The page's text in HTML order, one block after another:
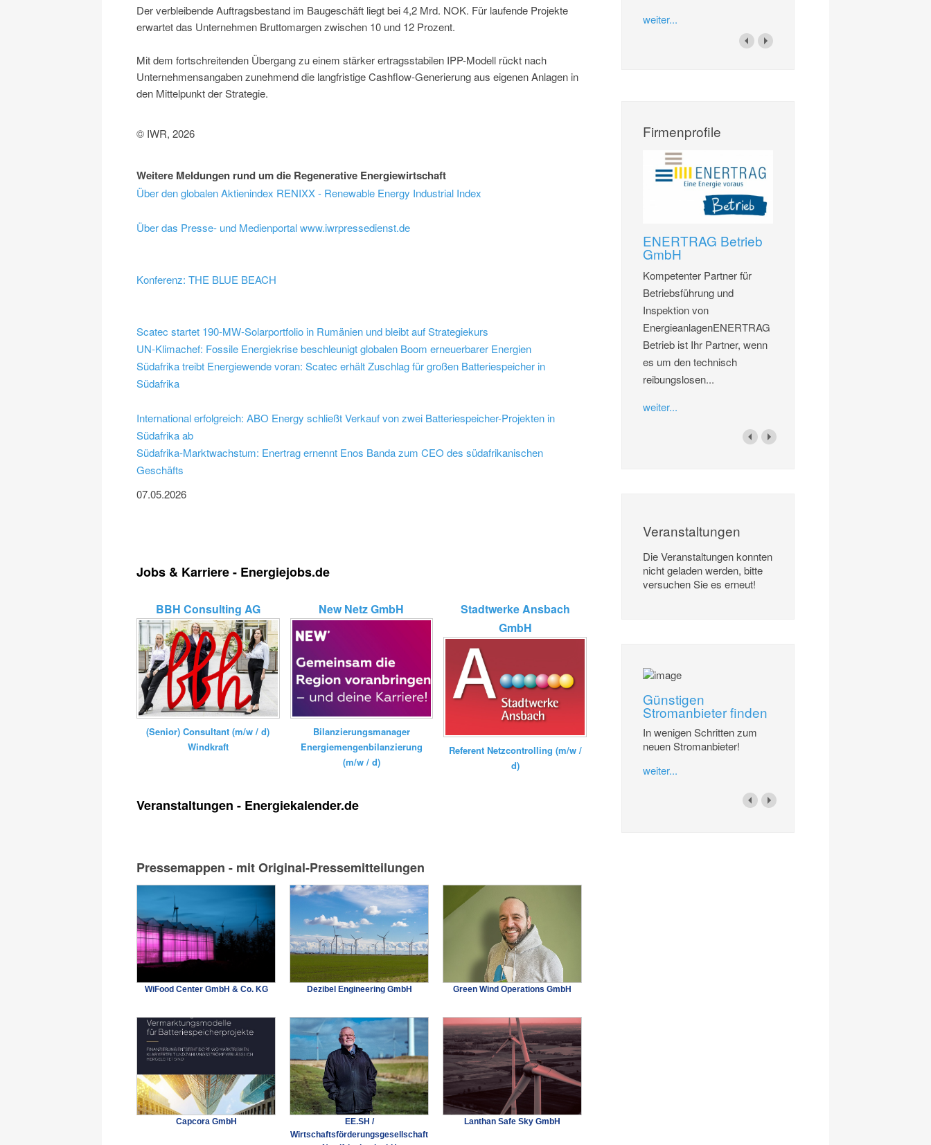
Der verbleibende Auftragsbestand im Baugeschäft liegt bei 4,2 Mrd. NOK. Für laufende Projekte
erwartet das Unternehmen Bruttomargen zwischen 10 und 12 Prozent.
Mit dem fortschreitenden Übergang zu einem stärker ertragsstabilen IPP-Modell rückt nach
Unternehmensangaben zunehmend die langfristige Cashflow-Generierung aus eigenen Anlagen in
den Mittelpunkt der Strategie.
© IWR, 2026
Weitere Meldungen rund um die Regenerative Energiewirtschaft
Über den globalen Aktienindex RENIXX - Renewable Energy Industrial Index
Über das Presse- und Medienportal www.iwrpressedienst.de
Konferenz: THE BLUE BEACH
Scatec startet 190-MW-Solarportfolio in Rumänien und bleibt auf Strategiekurs
UN-Klimachef: Fossile Energiekrise beschleunigt globalen Boom erneuerbarer Energien
Südafrika treibt Energiewende voran: Scatec erhält Zuschlag für großen Batteriespeicher in
Südafrika
International erfolgreich: ABO Energy schließt Verkauf von zwei Batteriespeicher-Projekten in
Südafrika ab
Südafrika-Marktwachstum: Enertrag ernennt Enos Banda zum CEO des südafrikanischen
Geschäfts
07.05.2026
Jobs & Karriere - Energiejobs.de
BBH Consulting AG
(Senior) Consultant (m/w / d)
Windkraft
New Netz GmbH
Bilanzierungsmanager
Energiemengenbilanzierung
(m/w / d)
Stadtwerke Ansbach
GmbH
Referent Netzcontrolling (m/w /
d)
Veranstaltungen - Energiekalender.de
Pressemappen - mit Original-Pressemitteilungen
WiFood Center GmbH & Co. KG Dezibel Engineering GmbH Green Wind Operations GmbH
Capcora GmbH
EE.SH /
Wirtschaftsförderungsgesellschaft
Lanthan Safe Sky GmbH
weiter...
Firmenprofile
ENERTRAG Betrieb
GmbH
Kompetenter Partner für
Betriebsführung und
Inspektion von
EnergieanlagenENERTRAG
Betrieb ist Ihr Partner, wenn
es um den technisch
reibungslosen...
weiter...
Veranstaltungen
Die Veranstaltungen konnten
nicht geladen werden, bitte
versuchen Sie es erneut!
Günstigen
Stromanbieter finden
In wenigen Schritten zum
neuen Stromanbieter!
weiter...